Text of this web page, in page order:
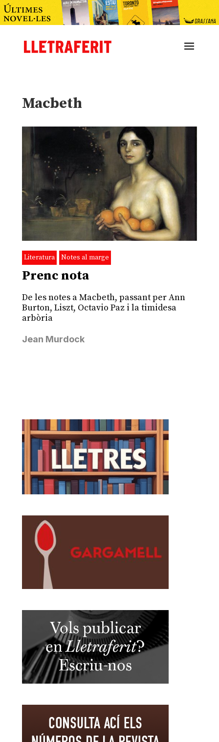
Macbeth
Literatura Notes al marge
Prenc nota
De les notes a Macbeth, passant per Ann
Burton, Liszt, Octavio Paz i la timidesa
arbòria
Jean Murdock